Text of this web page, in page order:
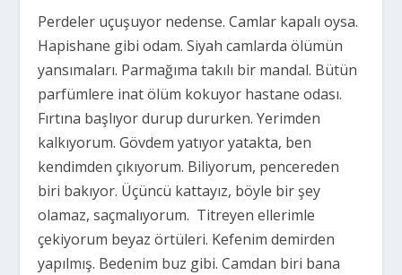
Perdeler uçuşuyor nedense. Camlar kapalı oysa.
Hapishane gibi odam. Siyah camlarda ölümün
yansımaları. Parmağıma takılı bir mandal. Bütün
parfümlere inat ölüm kokuyor hastane odası.
Fırtına başlıyor durup dururken. Yerimden
kalkıyorum. Gövdem yatıyor yatakta, ben
kendimden çıkıyorum. Biliyorum, pencereden
biri bakıyor. Üçüncü kattayız, böyle bir şey
olamaz, saçmalıyorum. Titreyen ellerimle
çekiyorum beyaz örtüleri. Kefenim demirden
yapılmış. Bedenim buz gibi. Camdan biri bana